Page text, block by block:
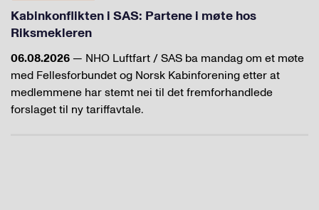
Kabinkonflikten i SAS: Partene i møte hos
Riksmekleren
06.08.2026 — NHO Luftfart / SAS ba mandag om et møte
med Fellesforbundet og Norsk Kabinforening etter at
medlemmene har stemt nei til det fremforhandlede
forslaget til ny tariffavtale.